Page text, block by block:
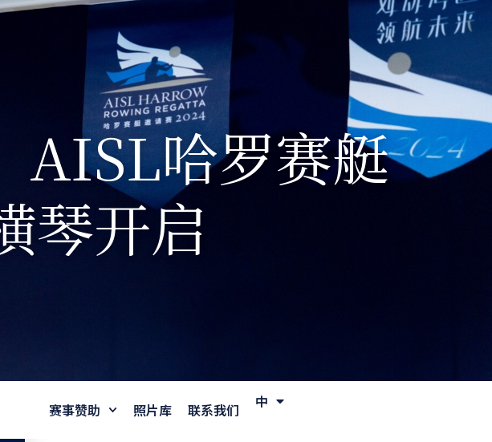
AISL哈罗赛艇
琴开启
赛事赞助 照片库 联系我们 中
EN